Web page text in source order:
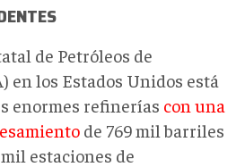
de Petróleos de
en los Estados Unidos está
enormes refinerías con una
de 769 mil barriles
estaciones de